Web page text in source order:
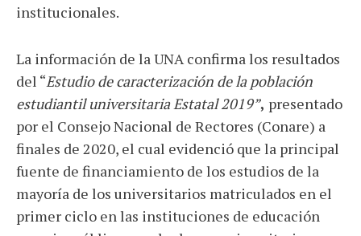
institucionales.
La información de la UNA confirma los resultados
del “Estudio de caracterización de la población
estudiantil universitaria Estatal 2019”, presentado
por el Consejo Nacional de Rectores (Conare) a
finales de 2020, el cual evidenció que la principal
fuente de financiamiento de los estudios de la
mayoría de los universitarios matriculados en el
primer ciclo en las instituciones de educación